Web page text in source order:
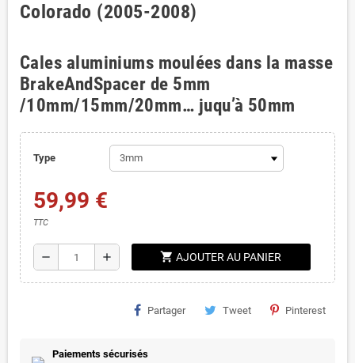
Colorado (2005-2008)
Cales aluminiums moulées dans la masse
BrakeAndSpacer de 5mm
/10mm/15mm/20mm… juqu’à 50mm
Type
59,99 €
TTC
remove add shopping_cart AJOUTER AU PANIER
Partager Tweet Pinterest
Paiements sécurisés